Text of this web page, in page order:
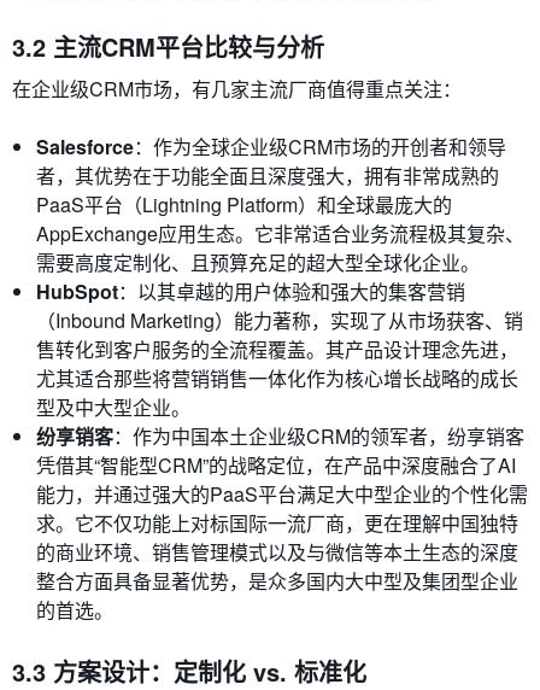
3.2 主流CRM平台比较与分析
在企业级CRM市场，有几家主流厂商值得重点关注：
Salesforce：作为全球企业级CRM市场的开创者和领导
者，其优势在于功能全面且深度强大，拥有非常成熟的
PaaS平台（Lightning Platform）和全球最庞大的
AppExchange应用生态。它非常适合业务流程极其复杂、
需要高度定制化、且预算充足的超大型全球化企业。
HubSpot：以其卓越的用户体验和强大的集客营销
（Inbound Marketing）能力著称，实现了从市场获客、销
售转化到客户服务的全流程覆盖。其产品设计理念先进，
尤其适合那些将营销销售一体化作为核心增长战略的成长
型及中大型企业。
纷享销客：作为中国本土企业级CRM的领军者，纷享销客
凭借其“智能型CRM”的战略定位，在产品中深度融合了AI
能力，并通过强大的PaaS平台满足大中型企业的个性化需
求。它不仅功能上对标国际一流厂商，更在理解中国独特
的商业环境、销售管理模式以及与微信等本土生态的深度
整合方面具备显著优势，是众多国内大中型及集团型企业
的首选。
3.3 方案设计：定制化 vs. 标准化